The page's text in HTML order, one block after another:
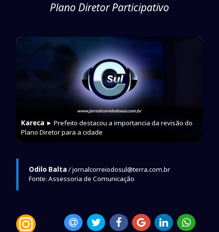
Plano Diretor Participativo
Kareca ► Prefeito destacou a importancia da revisão do
Plano Diretor para a cidade
Odilo Balta / jornalcorreiodosul@terra.com.br
Fonte: Assessoria de Comunicação